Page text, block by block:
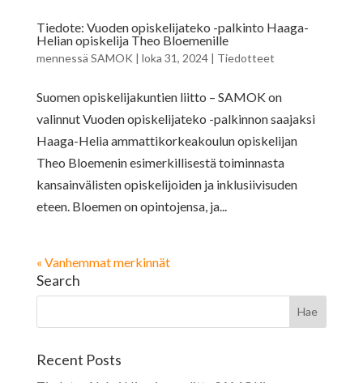
Tiedote: Vuoden opiskelijateko -palkinto Haaga-
Helian opiskelija Theo Bloemenille
mennessä SAMOK | loka 31, 2024| Tiedotteet
Suomen opiskelijakuntien liitto – SAMOK on
valinnut Vuoden opiskelijateko -palkinnon saajaksi
Haaga-Helia ammattikorkeakoulun opiskelijan
Theo Bloemenin esimerkillisestä toiminnasta
kansainvälisten opiskelijoiden ja inklusiivisuden
eteen. Bloemen on opintojensa, ja...
« Vanhemmat merkinnät
Search
Recent Posts